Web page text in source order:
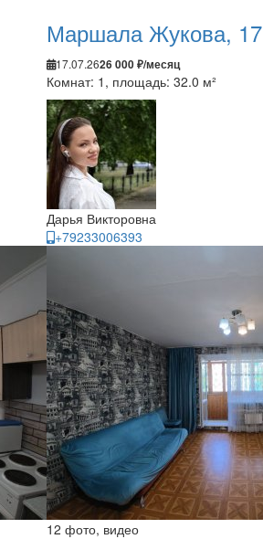
Маршала Жукова, 17
17.07.2626 000 ₽/месяц
Комнат: 1, площадь: 32.0 м²
Дарья Викторовна
+79233006393
12 фото, видео